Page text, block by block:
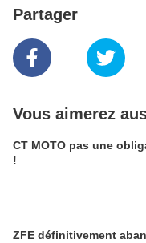
Partager
Vous aimerez
CT MOTO pas une
!
ZFE définitivement